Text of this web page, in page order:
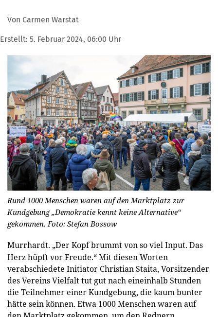
Von Carmen Warstat
Erstellt: 5. Februar 2024, 06:00 Uhr
Rund 1000 Menschen waren auf den Marktplatz zur
Kundgebung „Demokratie kennt keine Alternative“
gekommen. Foto: Stefan Bossow
Murrhardt. „Der Kopf brummt von so viel Input. Das
Herz hüpft vor Freude.“ Mit diesen Worten
verabschiedete Initiator Christian Staita, Vorsitzender
des Vereins Vielfalt tut gut nach eineinhalb Stunden
die Teilnehmer einer Kundgebung, die kaum bunter
hätte sein können. Etwa 1000 Menschen waren auf